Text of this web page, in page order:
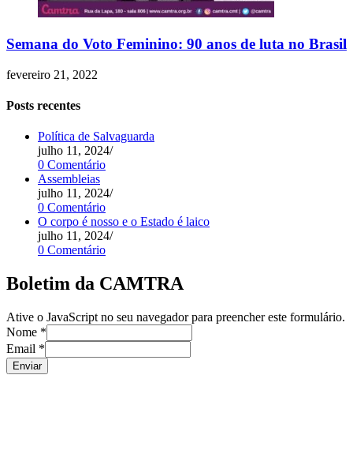
Semana do Voto Feminino: 90 anos de luta no Brasil
fevereiro 21, 2022
Posts recentes
Política de Salvaguarda
julho 11, 2024/
0 Comentário
Assembleias
julho 11, 2024/
0 Comentário
O corpo é nosso e o Estado é laico
julho 11, 2024/
0 Comentário
Boletim da CAMTRA
Ative o JavaScript no seu navegador para preencher este formulário.
Nome *
Email *
Enviar